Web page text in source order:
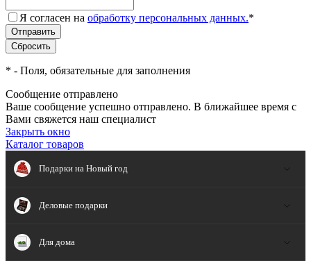
Я согласен на обработку персональных данных.*
* - Поля, обязательные для заполнения
Сообщение отправлено
Ваше сообщение успешно отправлено. В ближайшее время с
Вами свяжется наш специалист
Закрыть окно
Каталог товаров
Подарки на Новый год
Деловые подарки
Для дома